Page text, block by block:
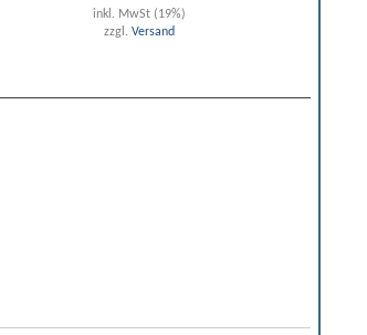
inkl. MwSt (19%)
zzgl. Versand